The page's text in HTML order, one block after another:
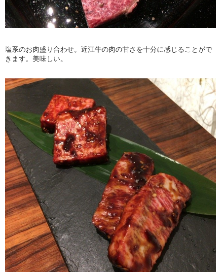
塩系のお肉盛り合わせ。近江牛の肉の甘さを十分に感じることがで
きます。美味しい。